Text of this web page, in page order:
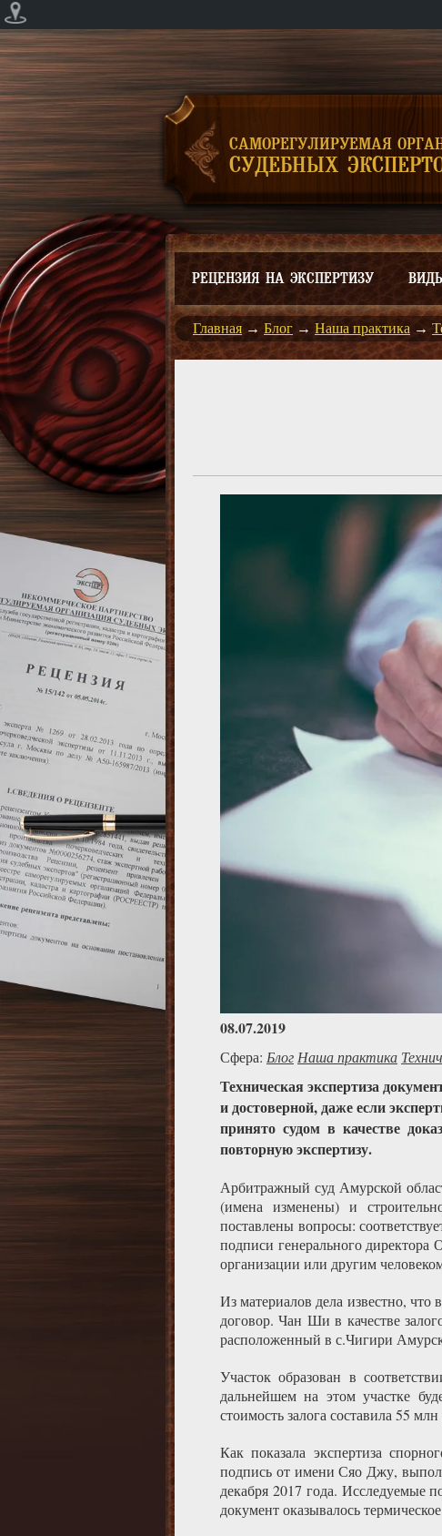
САМОРЕГУЛИРУЕМАЯ
СУДЕБНЫХ
РЕЦЕНЗИЯ НА ЭКСПЕРТИЗУ
Главная → Блог → Наша практика →
08.07.2019
Сфера: БлогНаша практика
Техническая экспертиза
и достоверной, даже если
принято судом в качестве
повторную экспертизу.
Арбитражный суд Амурской
(имена изменены) и
поставлены вопросы:
подписи генерального
организации или другим
Из материалов дела известно,
договор. Чан Ши в качестве
расположенный в с.Чигири
Участок образован в
дальнейшем на этом участке
стоимость залога составила 55
Как показала экспертиза
подпись от имени Сяо Джу,
декабря 2017 года. Исследуемые
документ оказывалось